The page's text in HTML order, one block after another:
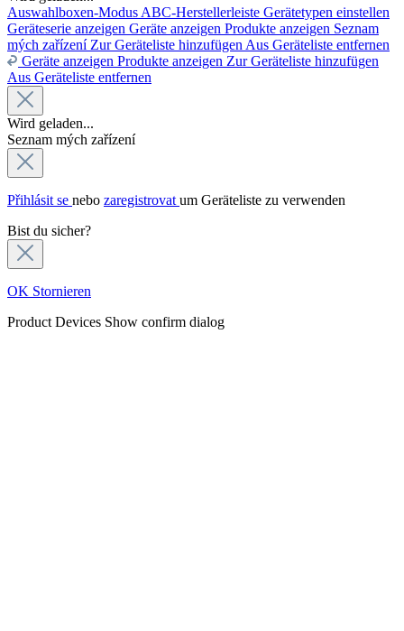
Auswahlboxen-Modus ABC-Herstellerleiste Gerätetypen einstellen
Geräteserie anzeigen Geräte anzeigen Produkte anzeigen Seznam
mých zařízení Zur Geräteliste hinzufügen Aus Geräteliste entfernen
Geräte anzeigen Produkte anzeigen Zur Geräteliste hinzufügen
Aus Geräteliste entfernen
Wird geladen...
Seznam mých zařízení
Přihlásit se nebo zaregistrovat um Geräteliste zu verwenden
Bist du sicher?
OK Stornieren
Product Devices Show confirm dialog